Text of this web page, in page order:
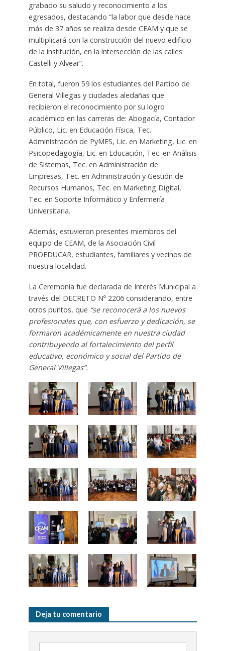
grabado su saludo y reconocimiento a los
egresados, destacando “la labor que desde hace
más de 37 años se realiza desde CEAM y que se
multiplicará con la construcción del nuevo edificio
de la institución, en la intersección de las calles
Castelli y Alvear”.
En total, fueron 59 los estudiantes del Partido de
General Villegas y ciudades aledañas que
recibieron el reconocimiento por su logro
académico en las carreras de: Abogacía, Contador
Público, Lic. en Educación Física, Tec.
Administración de PyMES, Lic. en Marketing, Lic. en
Psicopedagogía, Lic. en Educación, Tec. en Análisis
de Sistemas, Tec. en Administración de
Empresas, Tec. en Administración y Gestión de
Recursos Humanos, Tec. en Marketing Digital,
Tec. en Soporte Informático y Enfermería
Universitaria.
Además, estuvieron presentes miembros del
equipo de CEAM, de la Asociación Civil
PROEDUCAR, estudiantes, familiares y vecinos de
nuestra localidad.
La Ceremonia fue declarada de Interés Municipal a
través del DECRETO Nº 2206 considerando, entre
otros puntos, que “se reconocerá a los nuevos
profesionales que, con esfuerzo y dedicación, se
formaron académicamente en nuestra ciudad
contribuyendo al fortalecimiento del perfil
educativo, económico y social del Partido de
General Villegas”.
Deja tu comentario